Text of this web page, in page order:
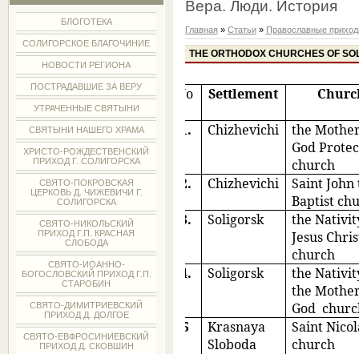
БЛОГОТЕКА
СОЛИГОРСКОЕ БЛАГОЧИНИЕ
НОВОСТИ РЕГИОНА
ПОСТРАДАВШИЕ ЗА ВЕРУ
УТРАЧЕННЫЕ СВЯТЫНИ
СВЯТЫНИ НАШЕГО ХРАМА
ХРИСТО-РОЖДЕСТВЕНСКИЙ
ПРИХОД Г. СОЛИГОРСКА
СВЯТО-ПОКРОВСКАЯ
ЦЕРКОВЬ Д. ЧИЖЕВИЧИ Г.
СОЛИГОРСКА
СВЯТО-НИКОЛЬСКИЙ
ПРИХОД Г.П. КРАСНАЯ
СЛОБОДА
СВЯТО-ИОАННО-
БОГОСЛОВСКИЙ ПРИХОД Г.П.
СТАРОБИН
СВЯТО-ДИМИТРИЕВСКИЙ
ПРИХОД Д. ДОЛГОЕ
СВЯТО-ЕВФРОСИНИЕВСКИЙ
ПРИХОД Д. СКОВШИН
Вера. Люди. История
Главная » Статьи» Православные
THE ORTHODOX CHURCHES OF
No Settlement
1. Chizhevichi
the
God
church
2.
Chizhevichi
Saint John
Baptist
3.
Soligorsk
the
Jesus
church
4.
Soligorsk
the
the
God
5
Krasnaya
Sloboda
Saint
church